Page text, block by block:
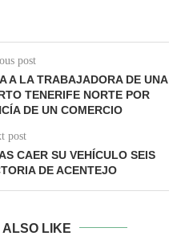
post
A LA TRABAJADORA DE UNA
TENERIFE NORTE POR
DE UN COMERCIO
post
CAER SU VEHÍCULO SEIS
DE ACENTEJO
ALSO LIKE